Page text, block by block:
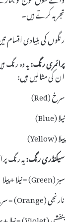
تجربہ کرتے ہیں۔
رنگوں کی بنیادی اقسام
پرائمری رنگ:یہ وہ رنگ
ان کی مثالیں ہیں:
سرخ (Red)
نیلا (Blue)
پیلا (Yellow)
سیکنڈری رنگ:یہ رنگ
سبز (Green) = نیلا + پیلا
نارنجی (Orange) = سرخ + پیلا